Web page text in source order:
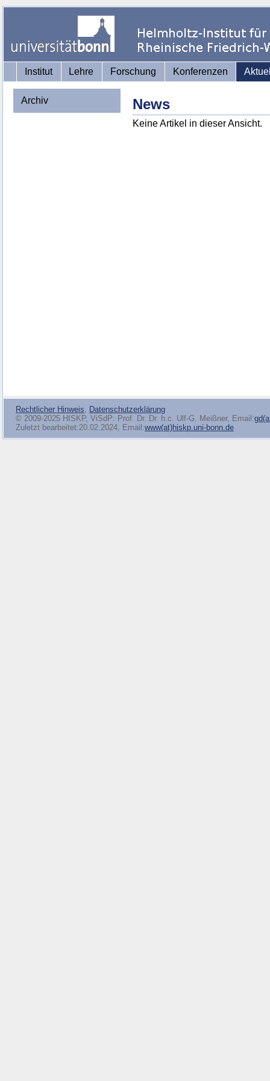
Institut Lehre Forschung Konferenzen
Archiv News
Keine Artikel in dieser Ansicht.
Rechtlicher Hinweis, Datenschutzerklärung
© 2009-2025 HISKP, ViSdP: Prof. Dr. Dr. h.c. Ulf-G. Meißner, Email:
Zuletzt bearbeitet:20.02.2024, Email:www(at)hiskp.uni-bonn.de